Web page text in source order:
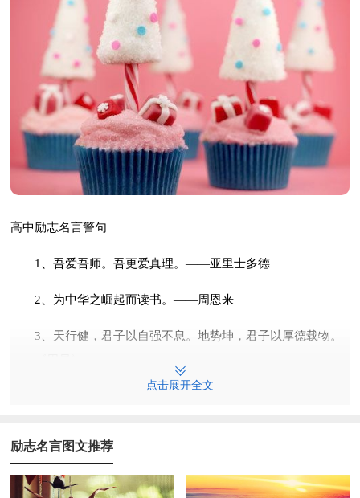
高中励志名言警句
1、吾爱吾师。吾更爱真理。——亚里士多德
2、为中华之崛起而读书。——周恩来
3、天行健，君子以自强不息。地势坤，君子以厚德载物。
5、要散布阳光到别人心里，先得自己心里有阳光。——罗
曼·罗兰
点击展开全文
励志名言图文推荐